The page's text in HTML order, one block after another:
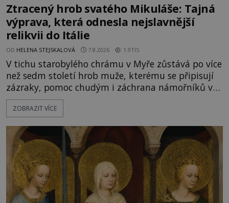
Ztracený hrob svatého Mikuláše: Tajná
výprava, která odnesla nejslavnější
relikvii do Itálie
OD HELENA STEJSKALOVÁ 7.8.2026 1.9TIS
V tichu starobylého chrámu v Myře zůstává po více
než sedm století hrob muže, kterému se připisují
zázraky, pomoc chudým i záchrana námořníků v
bouřích. Pak ale přichází rok 1087 a klidné místo
se mění v dějiště podivné noční výpravy. Skupina
Mikuláše a odváží jeho ostatky přes moře do Bari.
Je to zbožná záchrana před nebezpečím, nebo
promyšlená krádež,
ZOBRAZIT VÍCE